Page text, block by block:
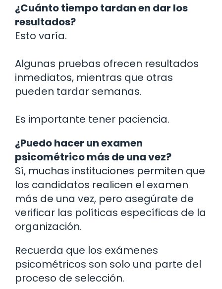
¿Cuánto tiempo tardan en dar los
resultados?
Esto varía.
Algunas pruebas ofrecen resultados
inmediatos, mientras que otras
pueden tardar semanas.
Es importante tener paciencia.
¿Puedo hacer un examen
psicométrico más de una vez?
Sí, muchas instituciones permiten que
los candidatos realicen el examen
más de una vez, pero asegúrate de
verificar las políticas específicas de la
organización.
Recuerda que los exámenes
psicométricos son solo una parte del
proceso de selección.